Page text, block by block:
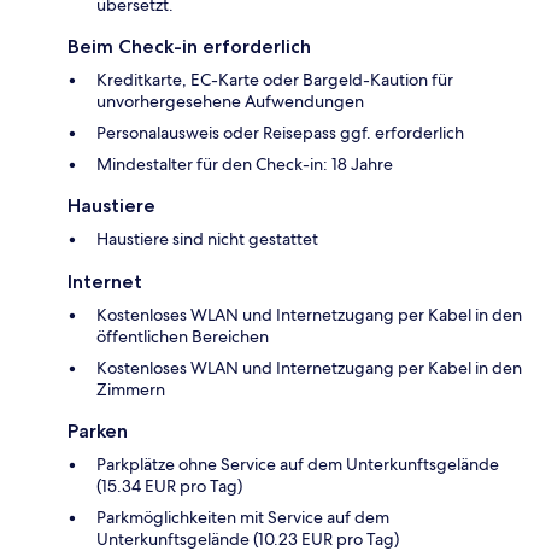
übersetzt.
Beim Check-in erforderlich
Kreditkarte, EC-Karte oder Bargeld-Kaution für
unvorhergesehene Aufwendungen
Personalausweis oder Reisepass ggf. erforderlich
Mindestalter für den Check-in: 18 Jahre
Haustiere
Haustiere sind nicht gestattet
Internet
Kostenloses WLAN und Internetzugang per Kabel in den
öffentlichen Bereichen
Kostenloses WLAN und Internetzugang per Kabel in den
Zimmern
Parken
Parkplätze ohne Service auf dem Unterkunftsgelände
(15.34 EUR pro Tag)
Parkmöglichkeiten mit Service auf dem
Unterkunftsgelände (10.23 EUR pro Tag)